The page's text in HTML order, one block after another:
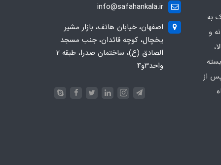
به
و
از
info@safahankala.ir
اصفهان، خیابان هاتف، بازار مشیر
یخچال، کوچه قائدان، جنب مسجد
الصادق (ع)، ساختمان صدرا، طبقه 2
واحد3و4